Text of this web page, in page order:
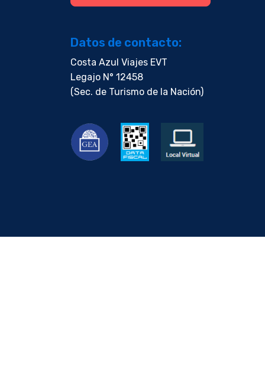
Datos de contacto:
Costa Azul Viajes EVT
Legajo N° 12458
(Sec. de Turismo de la Nación)